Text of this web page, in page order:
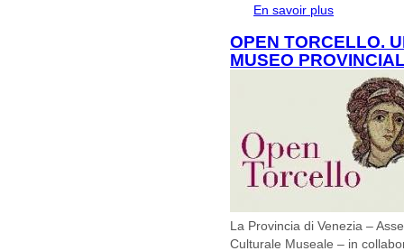
En savoir plus
OPEN TORCELLO.
MUSEO
La Provincia di Venezia –
Culturale Museale – in